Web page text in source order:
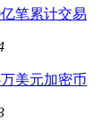
笔累计交易
美元加密币